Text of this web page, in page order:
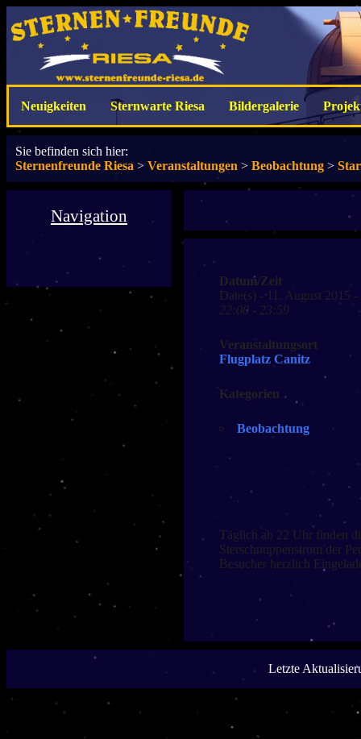
Neuigkeiten Sternwarte Riesa Bildergalerie
Sie befinden sich hier:
Sternenfreunde Riesa > Veranstaltungen > Beobachtung >
Navigation
Datum/Zeit
Date(s) - 11. August 2015
22:00 - 23:59
Veranstaltungsort
Flugplatz Canitz
Kategorien
Beobachtung
Täglich ab 22 Uhr finden
Sterschnuppenstrom der
Besucher herzlich
Letzte